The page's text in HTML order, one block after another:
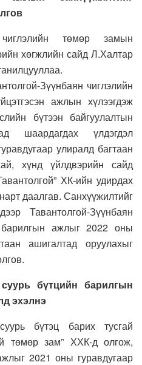
чиглэлийн төмөр замын
хөгжлийн сайд Л.Халтар
Зүүнбаян чиглэлийн
ажлын хүлээгдэж
бүтээн байгуулалтын
шаардагдах үлдэгдэл
улиралд багтаан
хүнд үйлдвэрийн сайд
ХК-ийн удирдах
даалгав. Санхүүжилтийг
Тавантолгой-Зүүнбаян
ажлыг 2022 оны
ашигалтад оруулахыг
бүтцийн барилгын
эхэлнэ
бүтэц барих тусгай
төмөр зам” ХХК-д олгож,
2021 оны гуравдугаар